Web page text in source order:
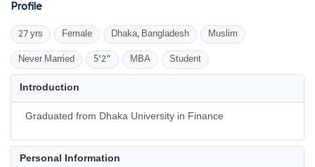
Profile
27 yrs Female Dhaka, Bangladesh Muslim
Never Married 5'2" MBA Student
Introduction
Graduated from Dhaka University in Finance
Personal Information